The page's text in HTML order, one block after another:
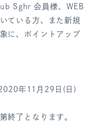
Sghr 会員様、WEB
ている方、また新規
に、ポイントアップ
年11月29日(日)
終了となります。